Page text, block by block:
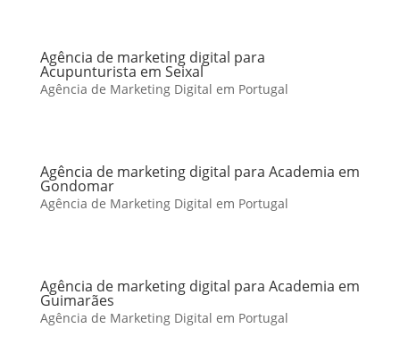
Agência de marketing digital para
Acupunturista em Seixal
Agência de Marketing Digital em Portugal
Agência de marketing digital para Academia em
Gondomar
Agência de Marketing Digital em Portugal
Agência de marketing digital para Academia em
Guimarães
Agência de Marketing Digital em Portugal